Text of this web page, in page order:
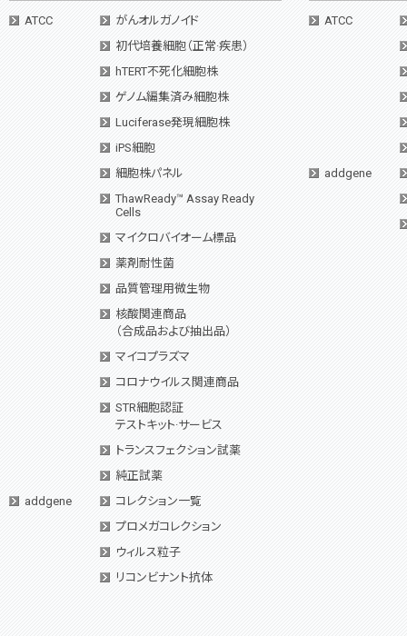
ATCC
がんオルガノイド
初代培養細胞（正常·疾患）
hTERT不死化細胞株
ゲノム編集済み細胞株
Luciferase発現細胞株
iPS細胞
細胞株パネル
ThawReady™ Assay Ready
Cells
マイクロバイオーム標品
薬剤耐性菌
品質管理用微生物
核酸関連商品
（合成品および抽出品）
マイコプラズマ
コロナウイルス関連商品
STR細胞認証
テストキット·サービス
トランスフェクション試薬
純正試薬
addgene
コレクション一覧
プロメガコレクション
ウィルス粒子
リコンビナント抗体
ATCC
addgene